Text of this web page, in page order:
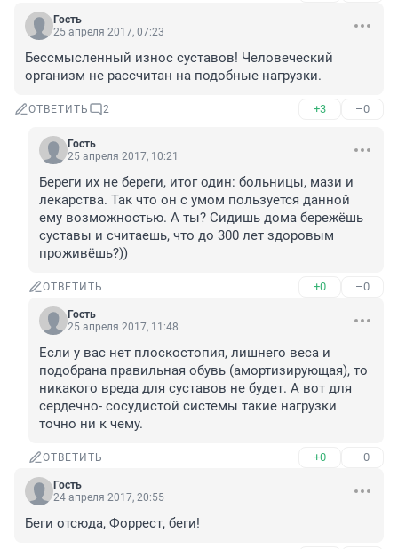
Гость
25 апреля 2017, 07:23
Бессмысленный износ суставов! Человеческий
организм не рассчитан на подобные нагрузки.
ОТВЕТИТЬ 2 +3 –0
Гость
25 апреля 2017, 10:21
Береги их не береги, итог один: больницы, мази и
лекарства. Так что он с умом пользуется данной
ему возможностью. А ты? Сидишь дома бережёшь
суставы и считаешь, что до 300 лет здоровым
проживёшь?))
ОТВЕТИТЬ +0 –0
Гость
25 апреля 2017, 11:48
Если у вас нет плоскостопия, лишнего веса и
подобрана правильная обувь (амортизирующая), то
никакого вреда для суставов не будет. А вот для
сердечно- сосудистой системы такие нагрузки
точно ни к чему.
ОТВЕТИТЬ +0 –0
Гость
24 апреля 2017, 20:55
Беги отсюда, Форрест, беги!